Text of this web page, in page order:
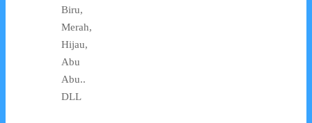
Biru,
Merah,
Hijau,
Abu
Abu..
DLL